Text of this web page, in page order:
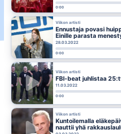
0:00
Viikon artisti
Ennustaja povasi
Einille parasta
“Hui kauheeta, en mä
28.03.2022
0:00
Viikon artisti
FBI-beat juhlistaa
11.03.2022
0:00
Viikon artisti
Kuntoilemalla
nauttii yhä